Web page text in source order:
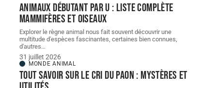
Animaux débutant par U : liste complète
mammifères et oiseaux
Explorer le règne animal nous fait souvent découvrir une
multitude d'espèces fascinantes, certaines bien connues,
d'autres…
31 juillet 2026
MONDE ANIMAL
Tout savoir sur le cri du paon : mystères et